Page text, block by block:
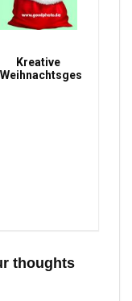
Kreative
Weihnachtsgeschenke
thoughts